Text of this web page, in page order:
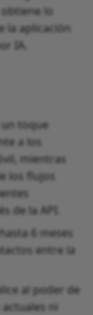
obtiene lo
la aplicación
IA.
un toque
a los
mientras
los flujos
de la API.
6 meses
entre la
al poder de
ni